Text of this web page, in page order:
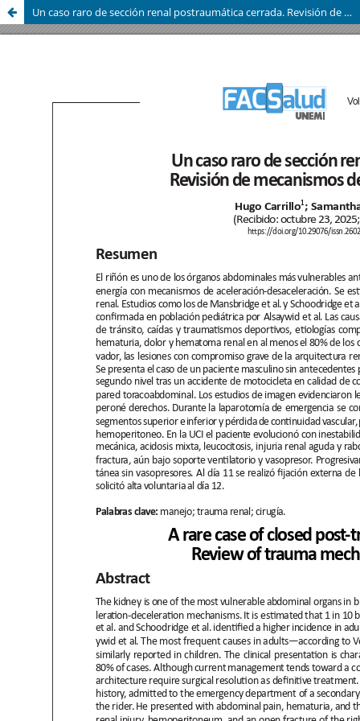
Un caso raro de sección renal postraumática cerrada. Revisión de mecanismos de trauma y reporte de caso